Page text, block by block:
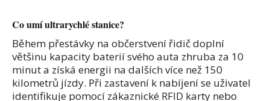
Co umí ultrarychlé stanice?
Během přestávky na občerstvení řidič doplní
většinu kapacity baterií svého auta zhruba za 10
minut a získá energii na dalších více než 150
kilometrů jízdy. Při zastavení k nabíjení se uživatel
identifikuje pomocí zákaznické RFID karty nebo